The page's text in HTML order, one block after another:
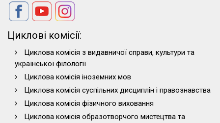
Циклові комісії:
Циклова комісія з видавничої справи, культури та
української філології
Циклова комісія іноземних мов
Циклова комісія суспільних дисциплін і правознавства
Циклова комісія фізичного виховання
Циклова комісія образотворчого мистецтва та